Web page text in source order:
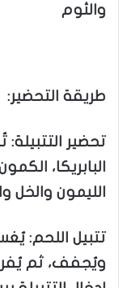
والثوم
طريقة التحضير:
تحضير التتبيلة:
البابريكا،
الليمون والخل
تتبيل اللحم:
ويُجفف، ثم يُفرك